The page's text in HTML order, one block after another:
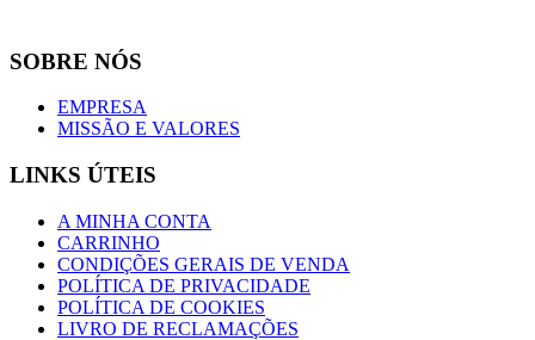
SOBRE NÓS
EMPRESA
MISSÃO E VALORES
LINKS ÚTEIS
A MINHA CONTA
CARRINHO
CONDIÇÕES GERAIS DE VENDA
POLÍTICA DE PRIVACIDADE
POLÍTICA DE COOKIES
LIVRO DE RECLAMAÇÕES